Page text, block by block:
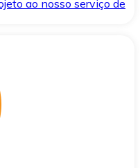
ao nosso serviço de